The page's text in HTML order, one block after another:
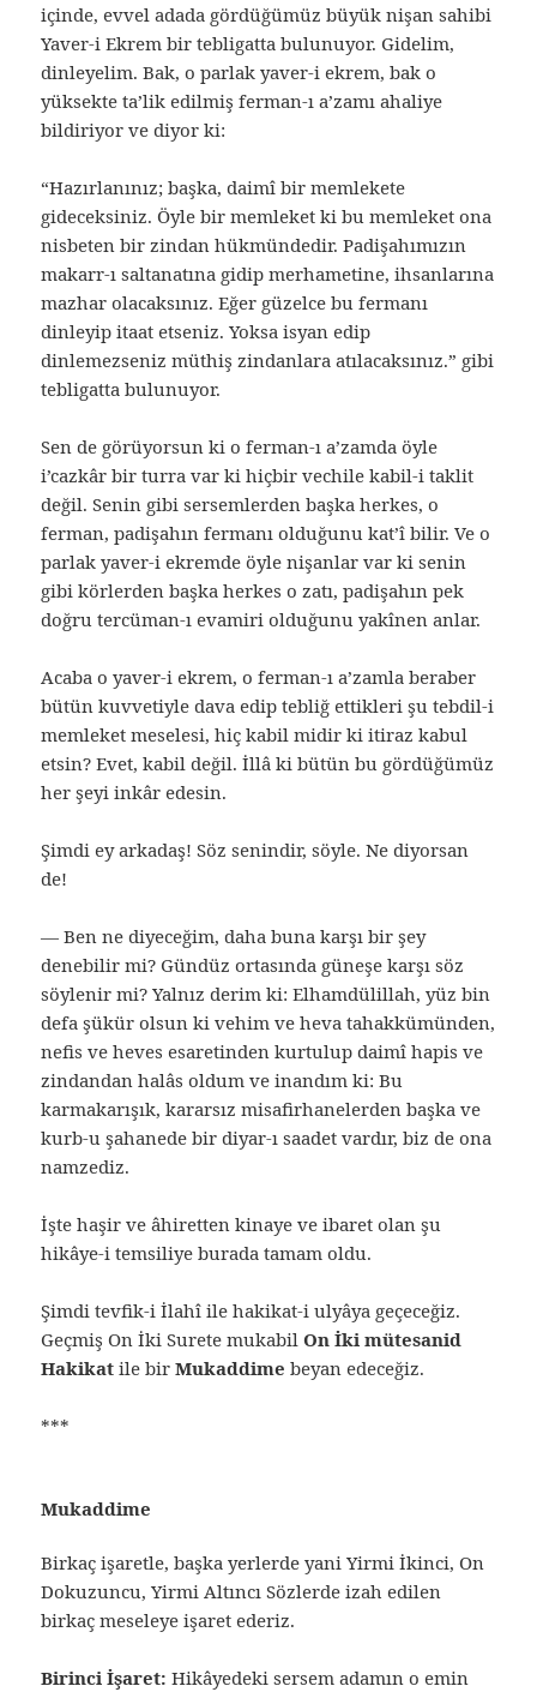
içinde, evvel adada gördüğümüz büyük nişan sahibi
Yaver-i Ekrem bir tebligatta bulunuyor. Gidelim,
dinleyelim. Bak, o parlak yaver-i ekrem, bak o
yüksekte ta’lik edilmiş ferman-ı a’zamı ahaliye
bildiriyor ve diyor ki:
“Hazırlanınız; başka, daimî bir memlekete
gideceksiniz. Öyle bir memleket ki bu memleket ona
nisbeten bir zindan hükmündedir. Padişahımızın
makarr-ı saltanatına gidip merhametine, ihsanlarına
mazhar olacaksınız. Eğer güzelce bu fermanı
dinleyip itaat etseniz. Yoksa isyan edip
dinlemezseniz müthiş zindanlara atılacaksınız.” gibi
tebligatta bulunuyor.
Sen de görüyorsun ki o ferman-ı a’zamda öyle
i’cazkâr bir turra var ki hiçbir vechile kabil-i taklit
değil. Senin gibi sersemlerden başka herkes, o
ferman, padişahın fermanı olduğunu kat’î bilir. Ve o
parlak yaver-i ekremde öyle nişanlar var ki senin
gibi körlerden başka herkes o zatı, padişahın pek
doğru tercüman-ı evamiri olduğunu yakînen anlar.
Acaba o yaver-i ekrem, o ferman-ı a’zamla beraber
bütün kuvvetiyle dava edip tebliğ ettikleri şu tebdil-i
memleket meselesi, hiç kabil midir ki itiraz kabul
etsin? Evet, kabil değil. İllâ ki bütün bu gördüğümüz
her şeyi inkâr edesin.
Şimdi ey arkadaş! Söz senindir, söyle. Ne diyorsan
de!
— Ben ne diyeceğim, daha buna karşı bir şey
denebilir mi? Gündüz ortasında güneşe karşı söz
söylenir mi? Yalnız derim ki: Elhamdülillah, yüz bin
defa şükür olsun ki vehim ve heva tahakkümünden,
nefis ve heves esaretinden kurtulup daimî hapis ve
zindandan halâs oldum ve inandım ki: Bu
karmakarışık, kararsız misafirhanelerden başka ve
kurb-u şahanede bir diyar-ı saadet vardır, biz de ona
namzediz.
İşte haşir ve âhiretten kinaye ve ibaret olan şu
hikâye-i temsiliye burada tamam oldu.
Şimdi tevfik-i İlahî ile hakikat-i ulyâya geçeceğiz.
Geçmiş On İki Surete mukabilOn İki mütesanid
Hakikat ile birMukaddime beyan edeceğiz.
***
Mukaddime
Birkaç işaretle, başka yerlerde yani Yirmi İkinci, On
Dokuzuncu, Yirmi Altıncı Sözlerde izah edilen
birkaç meseleye işaret ederiz.
Birinci İşaret: Hikâyedeki sersem adamın o emin